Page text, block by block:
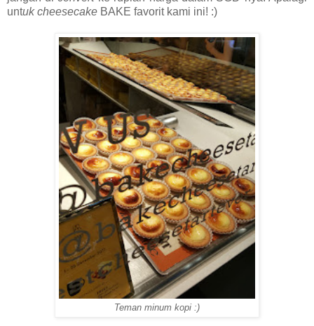
untuk cheesecake BAKE favorit kami ini! :)
Teman minum kopi :)